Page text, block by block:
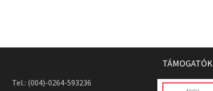
Tel.: (004)-0264-593236
TÁMOGATÓK